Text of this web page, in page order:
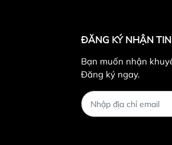
ĐĂNG KÝ NHẬN TIN
Bạn muốn nhận
Đăng ký ngay.